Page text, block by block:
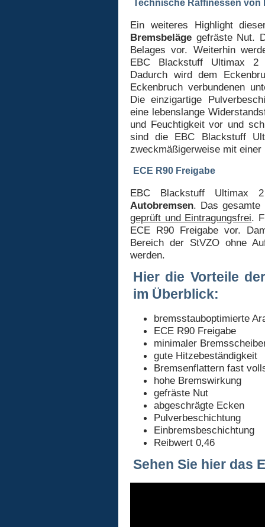
Technische Raffinessen von
Ein weiteres Highlight
Bremsbeläge gefräste Nut.
Belages vor. Weiterhin
EBC Blackstuff Ultimax 2
Dadurch wird dem
Eckenbruch verbundenen
Die einzigartige
eine lebenslange
und Feuchtigkeit vor und
sind die EBC Blackstuff
zweckmäßigerweise mit
ECE R90 Freigabe
EBC Blackstuff Ultimax
Autobremsen. Das gesamte
geprüft und Eintragungsfrei.
ECE R90 Freigabe vor.
Bereich der StVZO ohne
werden.
Hier die Vorteile
im Überblick:
bremsstauboptimierte
ECE R90 Freigabe
minimaler
gute Hitzebeständigkeit
Bremsenflattern fast
hohe Bremswirkung
gefräste Nut
abgeschrägte Ecken
Pulverbeschichtung
Einbremsbeschichtung
Reibwert 0,46
Sehen Sie hier das